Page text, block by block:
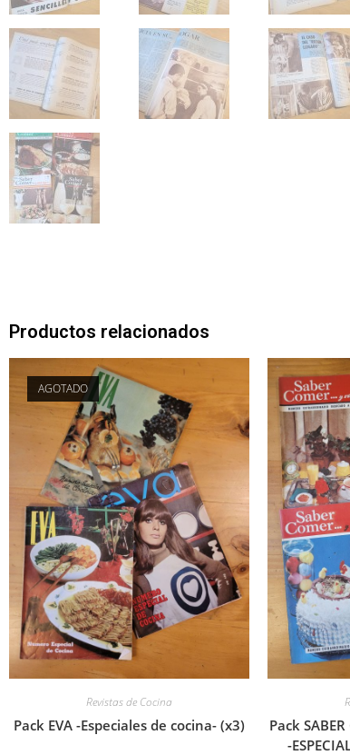
Productos relacionados
AGOTADO
Revistas de Cocina
Pack EVA -Especiales de cocina- (x3)
Pack
-